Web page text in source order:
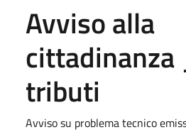
Avviso alla
tributi
Avviso su problema tecnico